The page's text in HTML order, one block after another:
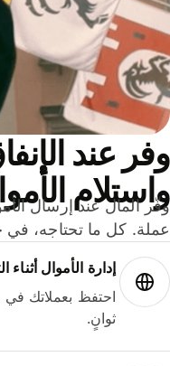
عند
كل ما تحتاجه، في
إدارة الأموال أثناء
احتفظ بعملاتك في
ثوانٍ.